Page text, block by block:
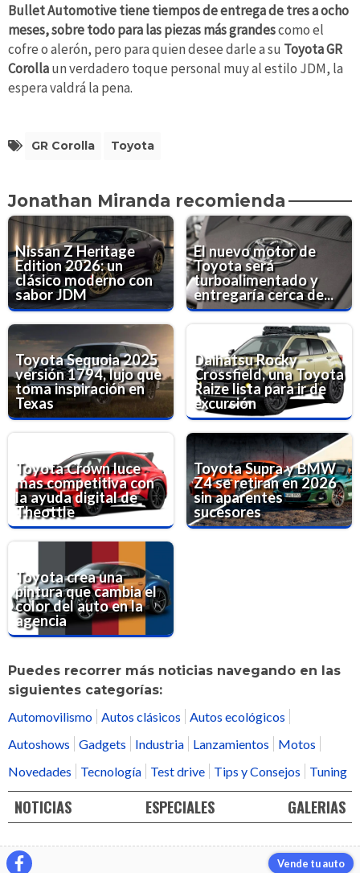
Bullet Automotive tiene tiempos de entrega de tres a ocho
meses, sobre todo para las piezas más grandescomo el
cofre o alerón, pero para quien desee darle a su Toyota GR
Corollaun verdadero toque personal muy al estilo JDM, la
espera valdrá la pena.
GR Corolla Toyota
Jonathan Miranda recomienda
Nissan Z Heritage
Edition 2026: un
clásico moderno con
sabor JDM
El nuevo motor de
Toyota será
turboalimentado y
entregaría cerca de...
Toyota Sequoia 2025
versión 1794, lujo que
toma inspiración en
Texas
Daihatsu Rocky
Crossfield, una Toyota
Raize lista para ir de
excursión
Toyota Crown luce
mas competitiva con
la ayuda digital de
Theottle
Toyota Supra y BMW
Z4 se retiran en 2026
sin aparentes
sucesores
Toyota crea una
pintura que cambia el
color del auto en la
agencia
Puedes recorrer más noticias navegando en las
siguientes categorías:
Automovilismo Autos clásicos
Autos ecológicos
Autoshows
Gadgets Industria Lanzamientos
Motos
Novedades
Tecnología Test drive Tips y Consejos Tuning
NOTICIAS ESPECIALES GALERIAS
Vende tu auto